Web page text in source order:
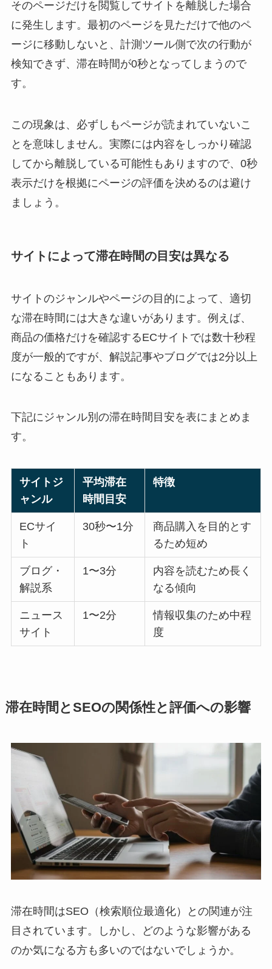
そのページだけを閲覧してサイトを離脱した場合
に発生します。最初のページを見ただけで他のペ
ージに移動しないと、計測ツール側で次の行動が
検知できず、滞在時間が0秒となってしまうので
す。
この現象は、必ずしもページが読まれていないこ
とを意味しません。実際には内容をしっかり確認
してから離脱している可能性もありますので、0秒
表示だけを根拠にページの評価を決めるのは避け
ましょう。
サイトによって滞在時間の目安は異なる
サイトのジャンルやページの目的によって、適切
な滞在時間には大きな違いがあります。例えば、
商品の価格だけを確認するECサイトでは数十秒程
度が一般的ですが、解説記事やブログでは2分以上
になることもあります。
下記にジャンル別の滞在時間目安を表にまとめま
す。
サイトジ
ャンル
平均滞在
時間目安
特徴
ECサイ
ト
30秒〜1分
商品購入を目的とす
るため短め
ブログ・
解説系
1〜3分
内容を読むため長く
なる傾向
ニュース
サイト
1〜2分
情報収集のため中程
度
滞在時間とSEOの関係性と評価への影響
滞在時間はSEO（検索順位最適化）との関連が注
目されています。しかし、どのような影響がある
のか気になる方も多いのではないでしょうか。